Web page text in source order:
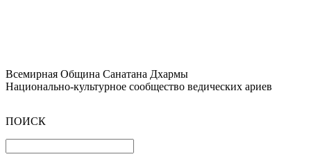
Всемирная Община Санатана Дхармы
Национально-культурное сообщество ведических ариев
ПОИСК